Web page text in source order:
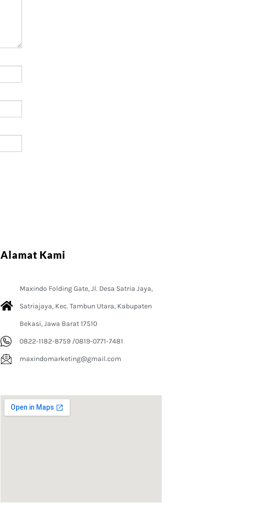
Alamat Kami
Maxindo Folding Gate, Jl. Desa Satria Jaya,
Satriajaya, Kec. Tambun Utara, Kabupaten
Bekasi, Jawa Barat 17510
0822-1182-8759 /0819-0771-7481
maxindomarketing@gmail.com